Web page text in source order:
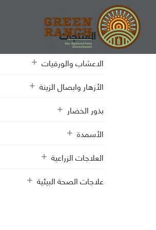
المنتجات
الاعشاب والورقيات
الأزهار وابصال الزينة
بذور الخضار
الأسمدة
العلاجات الزراعية
علاجات الصحة البيئية